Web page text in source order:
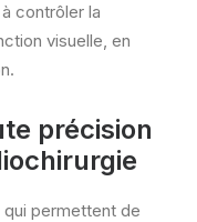
contrôler la
visuelle, en
précision
permettent de